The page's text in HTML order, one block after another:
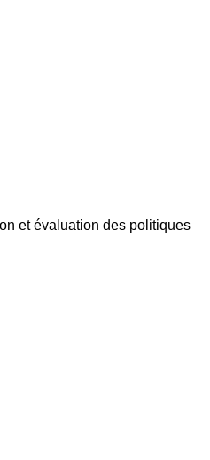
et évaluation des politiques